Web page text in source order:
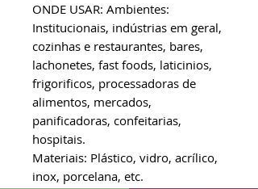
ONDE USAR: Ambientes:
Institucionais, indústrias em geral,
cozinhas e restaurantes, bares,
lachonetes, fast foods, laticinios,
frigorificos, processadoras de
alimentos, mercados,
panificadoras, confeitarias,
hospitais.
Materiais: Plástico, vidro, acrílico,
inox, porcelana, etc.